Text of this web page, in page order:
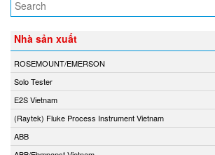
Nhà sản xuất
ROSEMOUNT/EMERSON
Solo Tester
E2S Vietnam
(Raytek) Fluke Process Instrument Vietnam
ABB